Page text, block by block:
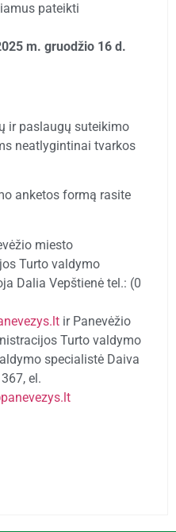
pateikti
m. gruodžio 16 d.
ir paslaugų suteikimo
neatlygintinai tvarkos
anketos formą rasite
miesto
Turto valdymo
Dalia Vepštienė tel.: (0
ir Panevėžio
Turto valdymo
specialistė Daiva
el.